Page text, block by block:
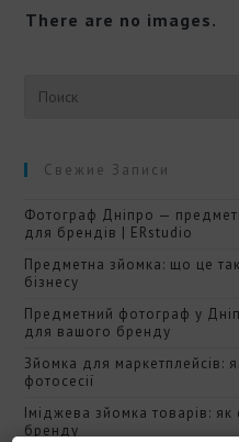
There are no images.
Свежие Записи
Фотограф Дніпро —
для брендів | ERstudio
Предметна зйомка: що це
бізнесу
Предметний фотограф у
для вашого бренду
Зйомка для маркетплейсів:
фотосесії
Іміджева зйомка товарів:
бренду